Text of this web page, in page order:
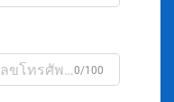
0/100